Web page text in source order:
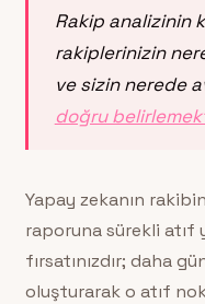
Rakip analizinin
rakiplerinizin
ve sizin nerede
doğru
Yapay zekanın
raporuna sürekli atıf
fırsatınızdır; daha
oluşturarak o atıf